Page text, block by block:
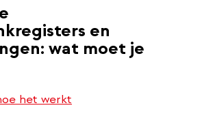
en
wat moet je
het werkt